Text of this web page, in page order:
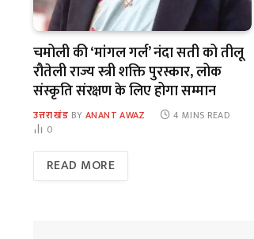
चमोली की ‘मांगल गर्ल’ नंदा सती को तीलू
रौतेली राज्य स्त्री शक्ति पुरस्कार, लोक
संस्कृति संरक्षण के लिए होगा सम्मान
उत्तराखंड BY ANANT AWAZ
4 MINS READ
0
READ MORE